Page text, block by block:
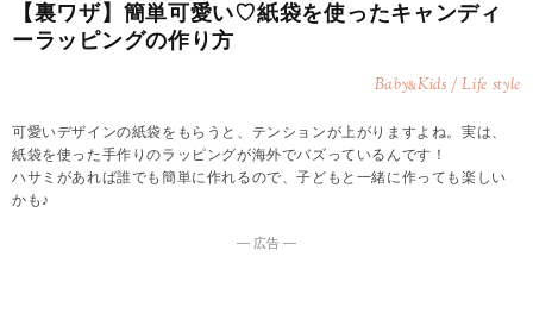
【裏ワザ】簡単可愛い♡紙袋を使ったキャンディ
ーラッピングの作り方
Baby&Kids / Life style
可愛いデザインの紙袋をもらうと、テンションが上がりますよね。実は、
紙袋を使った手作りのラッピングが海外でバズっているんです！
ハサミがあれば誰でも簡単に作れるので、子どもと一緒に作っても楽しい
かも♪
― 広告 ―